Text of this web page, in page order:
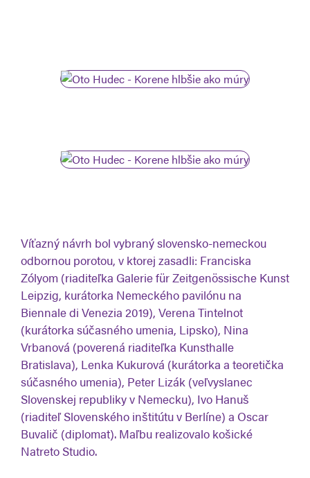
Víťazný návrh bol vybraný slovensko-nemeckou
odbornou porotou, v ktorej zasadli: Franciska
Zólyom (riaditeľka Galerie für Zeitgenössische Kunst
Leipzig, kurátorka Nemeckého pavilónu na
Biennale di Venezia 2019), Verena Tintelnot
(kurátorka súčasného umenia, Lipsko), Nina
Vrbanová (poverená riaditeľka Kunsthalle
Bratislava), Lenka Kukurová (kurátorka a teoretička
súčasného umenia), Peter Lizák (veľvyslanec
Slovenskej republiky v Nemecku), Ivo Hanuš
(riaditeľ Slovenského inštitútu v Berlíne) a Oscar
Buvalič (diplomat). Maľbu realizovalo košické
Natreto Studio.